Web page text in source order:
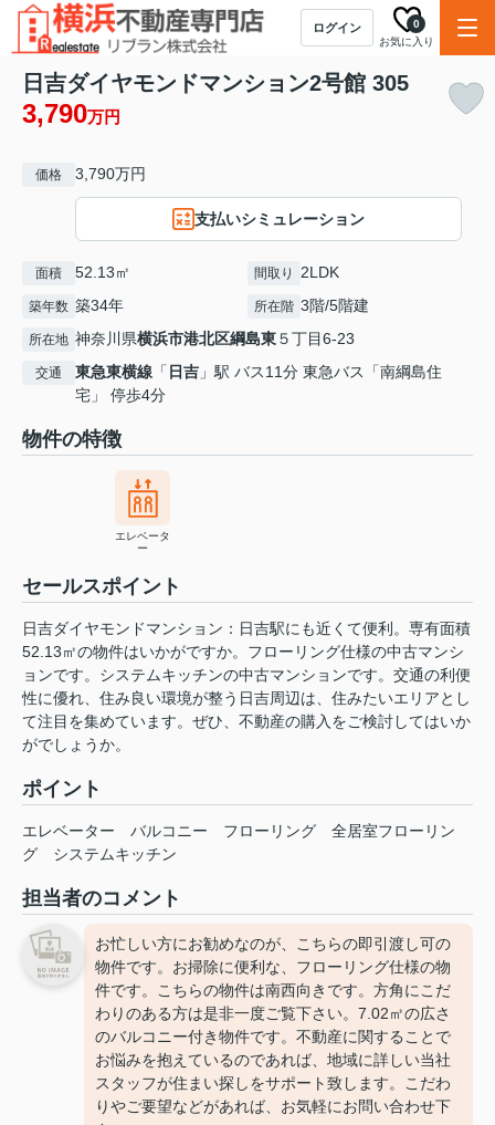
ログイン
お気に入り
0
日吉ダイヤモンドマンション2号館 305
3,790万円
価格 3,790万円
支払いシミュレーション
面積 52.13㎡ 間取り 2LDK
築年数 築34年 所在階 3階/5階建
所在地 神奈川県横浜市港北区綱島東５丁目6-23
交通 東急東横線 「 日吉 」駅 バス11分 東急バス「南綱島住
宅」 停歩4分
物件の特徴
エレベータ
ー
セールスポイント
日吉ダイヤモンドマンション：日吉駅にも近くて便利。専有面積
52.13㎡の物件はいかがですか。フローリング仕様の中古マンシ
ョンです。システムキッチンの中古マンションです。交通の利便
性に優れ、住み良い環境が整う日吉周辺は、住みたいエリアとし
て注目を集めています。ぜひ、不動産の購入をご検討してはいか
がでしょうか。
ポイント
エレベーター バルコニー フローリング
全居室フローリン
グ
システムキッチン
担当者のコメント
お忙しい方にお勧めなのが、こちらの即引渡し可の
物件です。お掃除に便利な、フローリング仕様の物
件です。こちらの物件は南西向きです。方角にこだ
わりのある方は是非一度ご覧下さい。7.02㎡の広さ
のバルコニー付き物件です。不動産に関することで
お悩みを抱えているのであれば、地域に詳しい当社
スタッフが住まい探しをサポート致します。こだわ
りやご要望などがあれば、お気軽にお問い合わせ下